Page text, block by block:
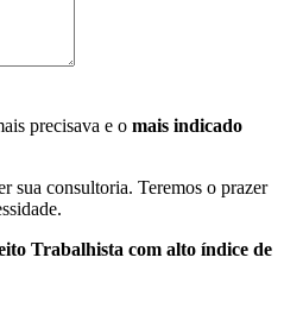
precisava e o mais indicado
sua consultoria. Teremos o prazer
Trabalhista com alto índice de